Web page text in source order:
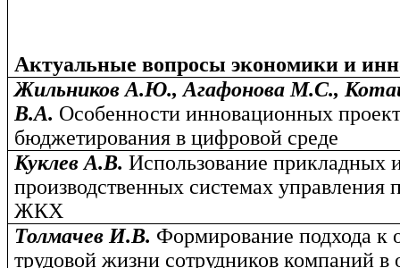
Актуальные вопросы экономики и
Жильников А.Ю., Агафонова М.С.,
В.А. Особенности инновационных
бюджетирования в цифровой среде
Куклев А.В.Использование прикладных
производственных системах управления
ЖКХ
Толмачев И.В. Формирование подхода к
трудовой жизни сотрудников компаний в